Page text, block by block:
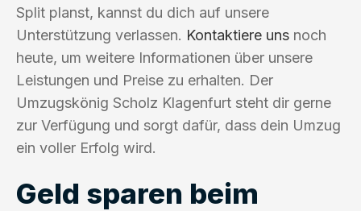
Split planst, kannst du dich auf unsere
Unterstützung verlassen. Kontaktiere uns noch
heute, um weitere Informationen über unsere
Leistungen und Preise zu erhalten. Der
Umzugskönig Scholz Klagenfurt steht dir gerne
zur Verfügung und sorgt dafür, dass dein Umzug
ein voller Erfolg wird.
Geld sparen beim